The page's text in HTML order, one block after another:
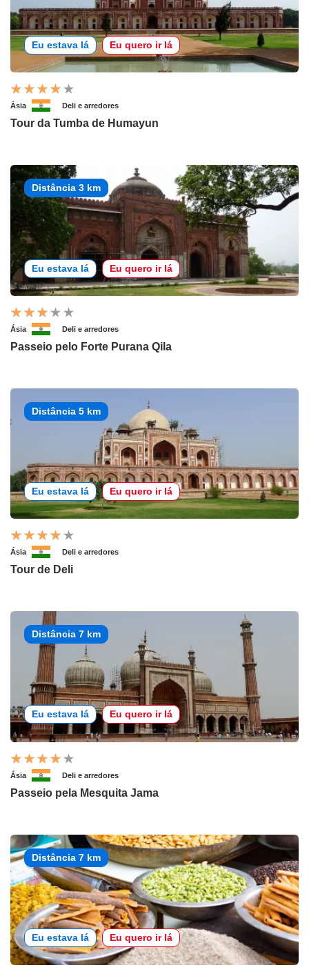
Eu estava lá Eu quero ir lá
Ásia Deli e arredores
Tour da Tumba de Humayun
Distância 3 km
Eu estava lá Eu quero ir lá
Ásia Deli e arredores
Passeio pelo Forte Purana Qila
Distância 5 km
Eu estava lá Eu quero ir lá
Ásia Deli e arredores
Tour de Deli
Distância 7 km
Eu estava lá Eu quero ir lá
Ásia Deli e arredores
Passeio pela Mesquita Jama
Distância 7 km
Eu estava lá Eu quero ir lá